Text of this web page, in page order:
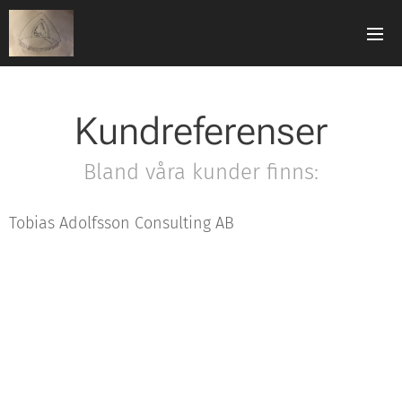
Kundreferenser
Bland våra kunder finns:
Tobias Adolfsson Consulting AB